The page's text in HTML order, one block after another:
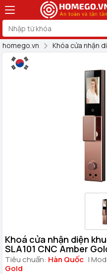
homego.vn Khóa cửa nhận
Khoá cửa nhận diện
SLA101 CNC Amber
Tiêu chuẩn: Hàn Quốc |
Gold